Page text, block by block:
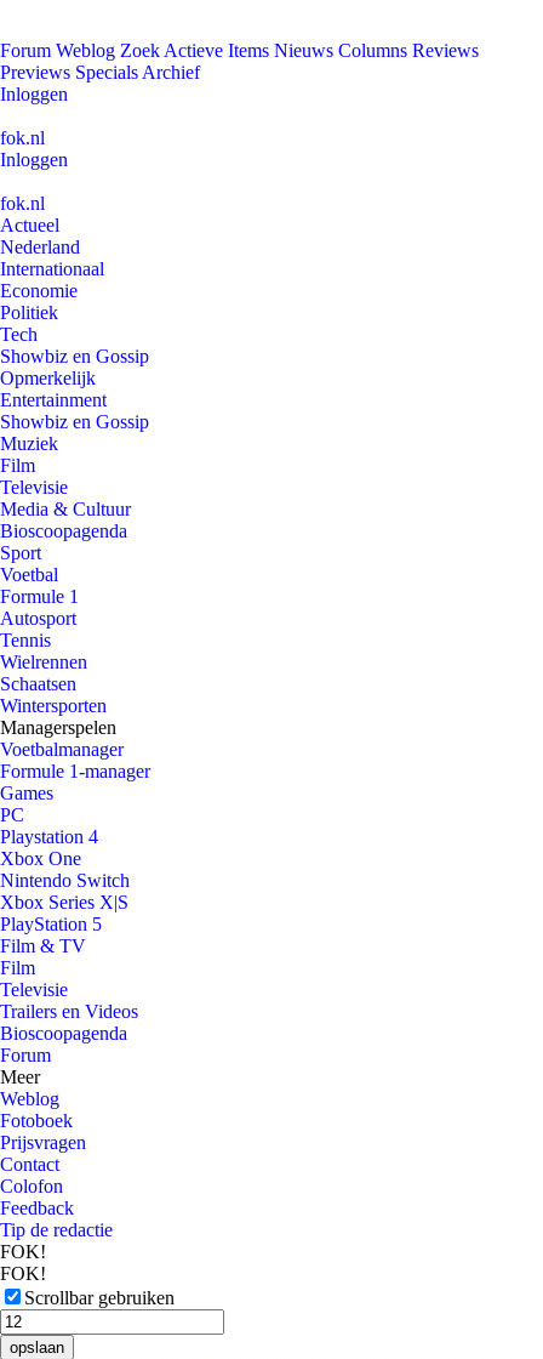
Forum Weblog Zoek Actieve Items Nieuws Columns Reviews
Previews Specials Archief
Inloggen
fok.nl
Inloggen
fok.nl
Actueel
Nederland
Internationaal
Economie
Politiek
Tech
Showbiz en Gossip
Opmerkelijk
Entertainment
Showbiz en Gossip
Muziek
Film
Televisie
Media & Cultuur
Bioscoopagenda
Sport
Voetbal
Formule 1
Autosport
Tennis
Wielrennen
Schaatsen
Wintersporten
Managerspelen
Voetbalmanager
Formule 1-manager
Games
PC
Playstation 4
Xbox One
Nintendo Switch
Xbox Series X|S
PlayStation 5
Film & TV
Film
Televisie
Trailers en Videos
Bioscoopagenda
Forum
Meer
Weblog
Fotoboek
Prijsvragen
Contact
Colofon
Feedback
Tip de redactie
FOK!
FOK!
Scrollbar gebruiken
opslaan